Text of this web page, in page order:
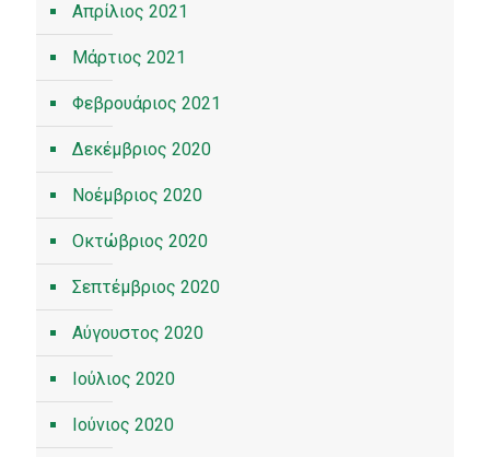
Απρίλιος 2021
Μάρτιος 2021
Φεβρουάριος 2021
Δεκέμβριος 2020
Νοέμβριος 2020
Οκτώβριος 2020
Σεπτέμβριος 2020
Αύγουστος 2020
Ιούλιος 2020
Ιούνιος 2020